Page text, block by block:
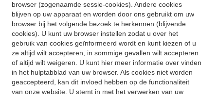
browser (zogenaamde sessie-cookies). Andere cookies
blijven op uw apparaat en worden door ons gebruikt om uw
browser bij het volgende bezoek te herkennen (blijvende
cookies). U kunt uw browser instellen zodat u over het
gebruik van cookies geïnformeerd wordt en kunt kiezen of u
ze altijd wilt accepteren, in sommige gevallen wilt accepteren
of altijd wilt weigeren. U kunt hier meer informatie over vinden
in het hulptabblad van uw browser. Als cookies niet worden
geaccepteerd, kan dit invloed hebben op de functionaliteit
van onze website. U stemt in met het verwerken van uw